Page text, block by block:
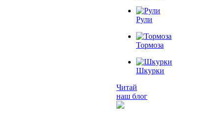
Рули
Тормоза
Шкурки
Читай
наш блог